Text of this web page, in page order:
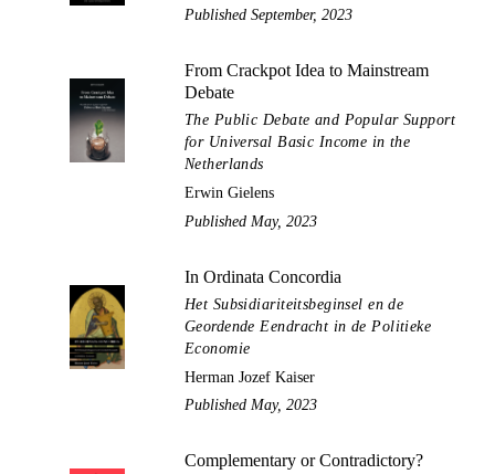
Published September, 2023
From Crackpot Idea to Mainstream
Debate
The Public Debate and Popular Support
for Universal Basic Income in the
Netherlands
Erwin Gielens
Published May, 2023
In Ordinata Concordia
Het Subsidiariteitsbeginsel en de
Geordende Eendracht in de Politieke
Economie
Herman Jozef Kaiser
Published May, 2023
Complementary or Contradictory?